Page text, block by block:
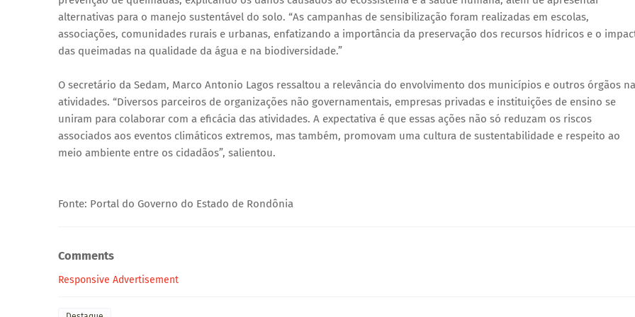
alternativas para o manejo sustentável do solo. “As campanhas de sensibilização foram realizadas em escolas,
associações, comunidades rurais e urbanas, enfatizando a importância da preservação dos recursos hídricos e o
das queimadas na qualidade da água e na biodiversidade.”
O secretário da Sedam, Marco Antonio Lagos ressaltou a relevância do envolvimento dos municípios e outros órgãos
atividades. “Diversos parceiros de organizações não governamentais, empresas privadas e instituições de ensino se
uniram para colaborar com a eficácia das atividades. A expectativa é que essas ações não só reduzam os riscos
associados aos eventos climáticos extremos, mas também, promovam uma cultura de sustentabilidade e respeito ao
meio ambiente entre os cidadãos”, salientou.
Fonte: Portal do Governo do Estado de Rondônia
Comments
Responsive Advertisement